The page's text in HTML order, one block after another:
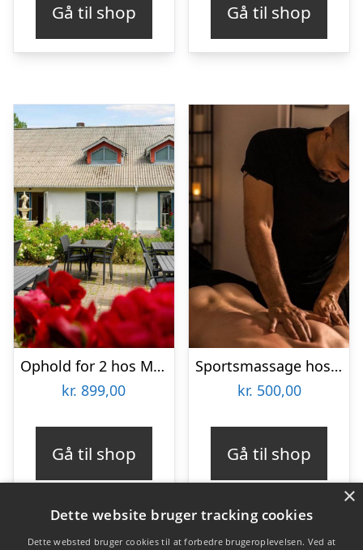
Gå til shop Gå til shop
Ophold for 2 hos Menstrup Kro
kr. 899,00
Gå til shop
Sportsmassage hos Ermans Massage
kr. 500,00
Gå til shop
×
Dette website bruger tracking cookies
Dette websted bruger cookies til at forbedre brugeroplevelsen. Ved at